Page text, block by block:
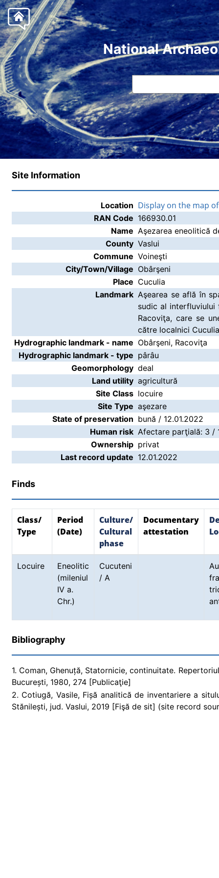
National
Site Information
Location Display on the map
RAN Code 166930.01
Name Aşezarea eneolitică
County Vaslui
Commune Voineşti
City/Town/Village Obârşeni
Place Cuculia
Landmark Aşearea se află în
sudic al interfluviului
Racoviţa, care se
către localnici
Hydrographic landmark - name Obârşeni, Racoviţa
Hydrographic landmark - type pârâu
Geomorphology deal
Land utility agricultură
Site Class locuire
Site Type aşezare
State of preservation bună / 12.01.2022
Human risk Afectare parţială: 3 /
Ownership privat
Last record update 12.01.2022
Finds
Class/
Type
Period
(Date)
Culture/
Cultural
phase
Documentary
attestation
Locuire
Eneolitic
(mileniul
IV a.
Chr.)
Cucuteni
/ A
Bibliography
1. Coman, Ghenuță, Statornicie, continuitate.
București, 1980, 274 [Publicaţie]
2. Cotiugă, Vasile, Fișă analitică de inventariere a
Stănilești, jud. Vaslui, 2019 [Fişă de sit] (site record